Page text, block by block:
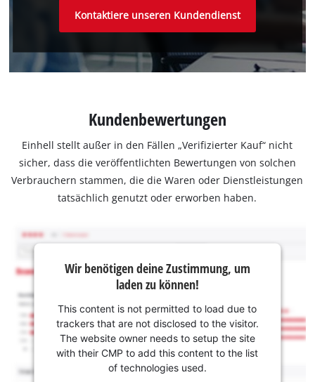
Kontaktiere unseren Kundendienst
Kundenbewertungen
Einhell stellt außer in den Fällen „Verifizierter Kauf“ nicht
sicher, dass die veröffentlichten Bewertungen von solchen
Verbrauchern stammen, die die Waren oder Dienstleistungen
tatsächlich genutzt oder erworben haben.
Wir benötigen deine Zustimmung, um
laden zu können!
This content is not permitted to load due to
trackers that are not disclosed to the visitor.
The website owner needs to setup the site
with their CMP to add this content to the list
of technologies used.